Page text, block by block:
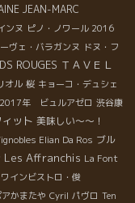
JEAN-MARC
ンヌ ピノ・ノワール 2016
ヴェ・バラガンヌ ドヌ・フ
ROUGES ＴＡＶＥＬ
オル 桜 キョーコ・デュシェ
2017年 ビュルアゼロ 渋谷康
ット 美味しい～～！
Elian Da Ros ブル
Les Affranchis La Font
ワインビストロ・俊
かまたや Cyril パヴロ Ten